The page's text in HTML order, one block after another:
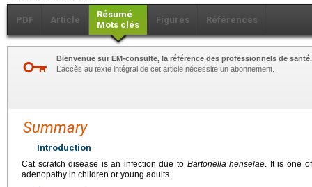
PDF Article
Résumé
Mots clés
Figures Références
Bienvenue sur EM-consulte, la référence des professionnels de santé.
L’accès au texte intégral de cet article nécessite un abonnement.
Summary
Introduction
Cat scratch disease is an infection due to Bartonella henselae. It is one
adenopathy in children or young adults.